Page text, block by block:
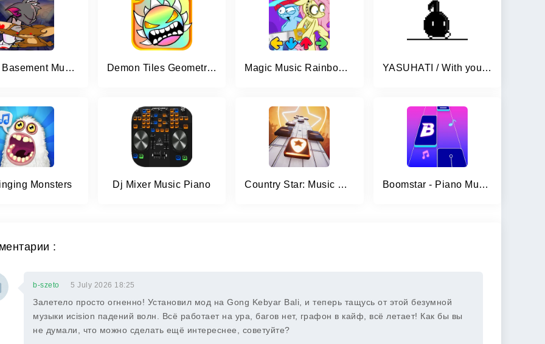
Digital Basement Music Show Demon Tiles Geometry Songs 2.2 Magic Music Rainbow Battle YASUHATI / With your voice!
Monsters Dj Mixer Music Piano Country Star: Music Game Boomstar - Piano Music Master
:
b-szeto 5 July 2026 18:25
Залетело просто огненно! Установил мод на Gong Kebyar Bali, и теперь тащусь от этой безумной
музыки иcision падений волн. Всё работает на ура, багов нет, графон в кайф, всё летает! Как бы вы
не думали, что можно сделать ещё интереснее, советуйте?